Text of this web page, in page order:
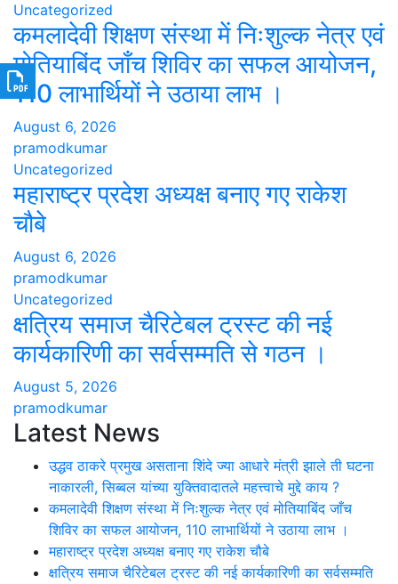
Uncategorized
कमलादेवी शिक्षण संस्था में निःशुल्क नेत्र एवं
मोतियाबिंद जाँच शिविर का सफल आयोजन,
110 लाभार्थियों ने उठाया लाभ ।
August 6, 2026
pramodkumar
Uncategorized
महाराष्ट्र प्रदेश अध्यक्ष बनाए गए राकेश
चौबे
August 6, 2026
pramodkumar
Uncategorized
क्षत्रिय समाज चैरिटेबल ट्रस्ट की नई
कार्यकारिणी का सर्वसम्मति से गठन ।
August 5, 2026
pramodkumar
Latest News
उद्धव ठाकरे प्रमुख असताना शिंदे ज्या आधारे मंत्री झाले ती घटना
नाकारली, सिब्बल यांच्या युक्तिवादातले महत्त्वाचे मुद्दे काय ?
कमलादेवी शिक्षण संस्था में निःशुल्क नेत्र एवं मोतियाबिंद जाँच
शिविर का सफल आयोजन, 110 लाभार्थियों ने उठाया लाभ ।
महाराष्ट्र प्रदेश अध्यक्ष बनाए गए राकेश चौबे
क्षत्रिय समाज चैरिटेबल ट्रस्ट की नई कार्यकारिणी का सर्वसम्मति